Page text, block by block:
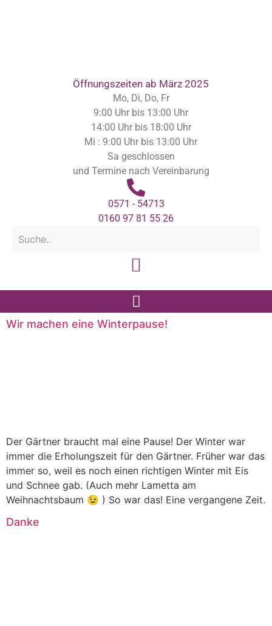
Öffnungszeiten ab März 2025
Mo, Di, Do, Fr
9:00 Uhr bis 13:00 Uhr
14:00 Uhr bis 18:00 Uhr
Mi : 9:00 Uhr bis 13:00 Uhr
Sa geschlossen
und Termine nach Vereinbarung
0571 - 54713
0160 97 81 55 26
Wir machen eine Winterpause!
Der Gärtner braucht mal eine Pause! Der Winter war
immer die Erholungszeit für den Gärtner. Früher war das
immer so, weil es noch einen richtigen Winter mit Eis
und Schnee gab. (Auch mehr Lametta am
Weihnachtsbaum 😉 ) So war das! Eine vergangene Zeit.
Danke